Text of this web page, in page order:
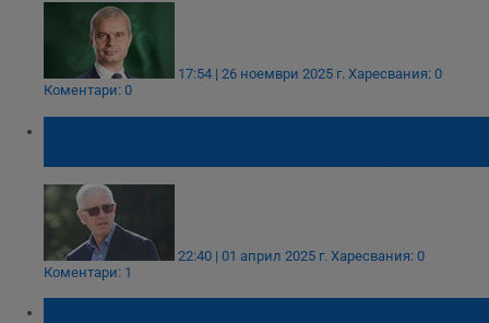
17:54 | 26 ноември 2025 г. Харесвания: 0
Коментари: 0
22:40 | 01 април 2025 г. Харесвания: 0
Коментари: 1